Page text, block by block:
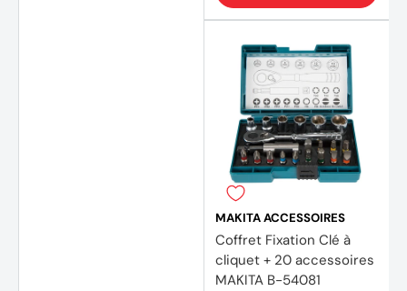
MAKITA ACCESSOIRES
Coffret Fixation Clé à
cliquet + 20 accessoires
MAKITA B-54081